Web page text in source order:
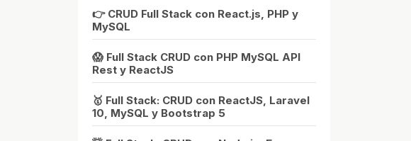
👉 CRUD Full Stack con React.js, PHP y
MySQL
😱 Full Stack CRUD con PHP MySQL API
Rest y ReactJS
🥇 Full Stack: CRUD con ReactJS, Laravel
10, MySQL y Bootstrap 5